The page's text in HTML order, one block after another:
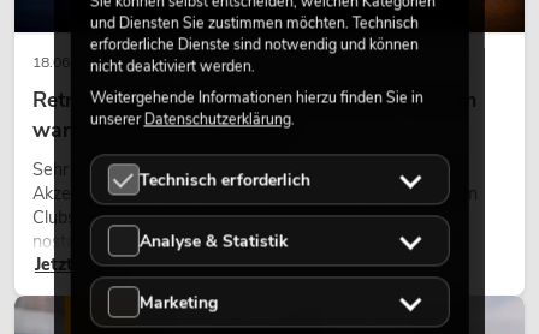
18.06.2026
Retro-Licht im modernen Lichtdesign: Warum
warmes Licht wieder wirkt
Sehr warmes Licht, sichtbare Leuchtflächen und farbige
Akzente prägen viele aktuelle Lichtdesigns auf Bühnen, in
Clubs und bei Events. Retro-Licht ist dabei kein rein
nostalgischer Effekt, sondern ein bewusst eingesetztes
Gestaltungsmittel: Es schafft Atmosphäre, gibt Szenen
Charakter und kann technische LED-Setups emotionaler
wirken lassen.
Jetzt lesen
LICHT
und Diensten Sie zustimmen möchten. Technisch
erforderliche Dienste sind notwendig und können
nicht deaktiviert werden.
Weitergehende Informationen hierzu finden Sie in
unsererDatenschutzerklärung.
Technisch erforderlich
Analyse & Statistik
Marketing